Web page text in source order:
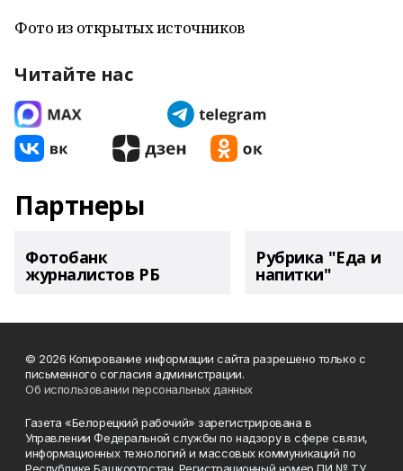
Фото из открытых источников
Читайте нас
Партнеры
Фотобанк
журналистов РБ
Рубрика "Еда и
напитки"
© 2026 Копирование информации сайта разрешено только с
письменного согласия администрации.
Об использовании персональных данных
Газета «Белорецкий рабочий» зарегистрирована в
Управлении Федеральной службы по надзору в сфере связи,
информационных технологий и массовых коммуникаций по